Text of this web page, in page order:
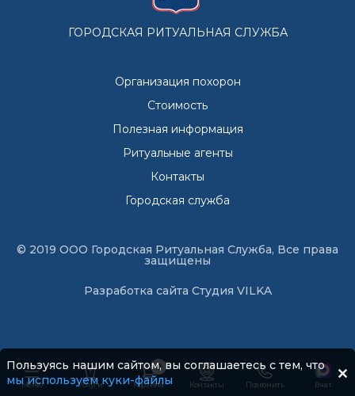
ГОРОДСКАЯ РИТУАЛЬНАЯ СЛУЖБА
Организация похорон
Стоимость
Полезная информация
Ритуальные агенты
Контакты
Городская служба
© 2019 ООО Городская Ритуальная Служба, Все права
защищены
Разработка сайта Студия VILKA
Меню Услуги
0
Корзина Контакты Позвонить В чат
Пользуясь нашим сайтом, вы соглашаетесь с тем, что
мы используем куки-файлы